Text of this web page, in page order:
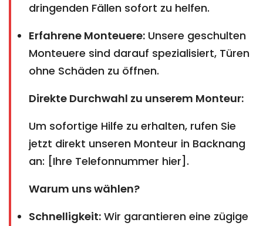
dringenden Fällen sofort zu helfen.
Erfahrene Monteuere: Unsere geschulten
Monteuere sind darauf spezialisiert, Türen
ohne Schäden zu öffnen.
Direkte Durchwahl zu unserem Monteur:
Um sofortige Hilfe zu erhalten, rufen Sie
jetzt direkt unseren Monteur in Backnang
an: [Ihre Telefonnummer hier].
Warum uns wählen?
Schnelligkeit: Wir garantieren eine zügige